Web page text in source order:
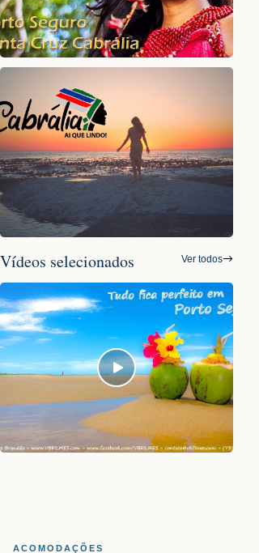
Vídeos selecionados Ver todos
ACOMODAÇÕES